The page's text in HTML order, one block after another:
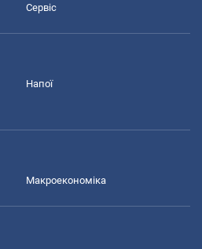
Сервіс
Напої
Макроекономіка